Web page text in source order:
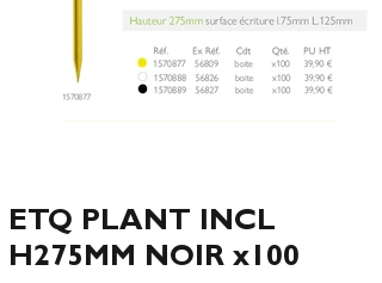
ETQ PLANT INCL
H275MM NOIR x100